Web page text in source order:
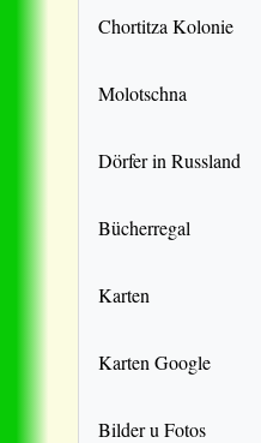
Chortitza Kolonie
Molotschna
Dörfer in Russland
Bücherregal
Karten
Karten Google
Bilder u Fotos